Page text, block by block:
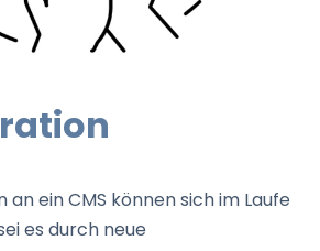
ein CMS können sich im Laufe
es durch neue